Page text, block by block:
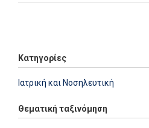
Κατηγορίες
Ιατρική και Νοσηλευτική
Θεματική ταξινόμηση